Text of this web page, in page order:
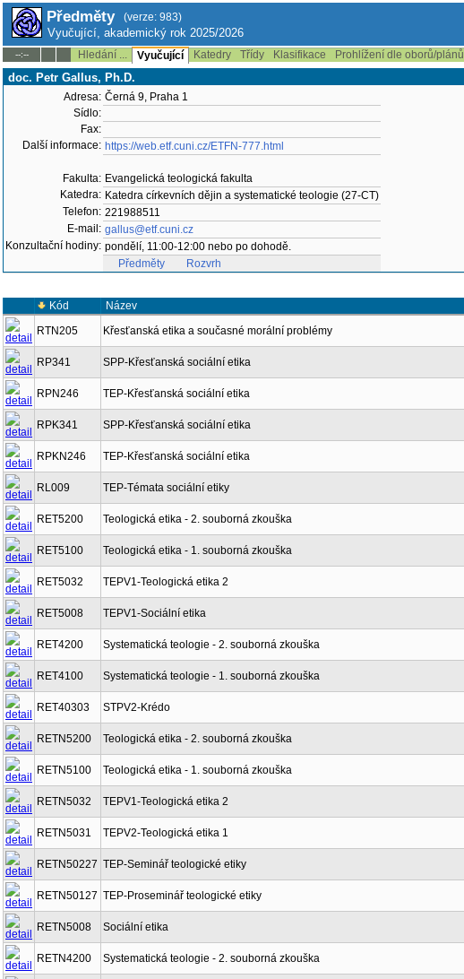
Předměty (verze: 983)
Vyučující, akademický rok 2025/2026
--:-- Hledání ... Vyučující Katedry Třídy Klasifikace Prohlížení dle oborů/plánů
doc. Petr Gallus, Ph.D.
Adresa: Černá 9, Praha 1
Sídlo:
Fax:
Další informace: https://web.etf.cuni.cz/ETFN-777.html
Fakulta: Evangelická teologická fakulta
Katedra: Katedra církevních dějin a systematické teologie (27-CT)
Telefon: 221988511
E-mail: gallus@etf.cuni.cz
Konzultační hodiny: pondělí, 11:00-12:00 nebo po dohodě.
Předměty
Rozvrh
Kód Název
RTN205
Křesťanská etika a současné morální problémy
RP341 SPP-Křesťanská sociální etika
RPN246 TEP-Křesťanská sociální etika
RPK341 SPP-Křesťanská sociální etika
RPKN246 TEP-Křesťanská sociální etika
RL009 TEP-Témata sociální etiky
RET5200 Teologická etika - 2. souborná zkouška
RET5100 Teologická etika - 1. souborná zkouška
RET5032 TEPV1-Teologická etika 2
RET5008 TEPV1-Sociální etika
RET4200 Systematická teologie - 2. souborná zkouška
RET4100 Systematická teologie - 1. souborná zkouška
RET40303 STPV2-Krédo
RETN5200 Teologická etika - 2. souborná zkouška
RETN5100 Teologická etika - 1. souborná zkouška
RETN5032 TEPV1-Teologická etika 2
RETN5031 TEPV2-Teologická etika 1
RETN50227 TEP-Seminář teologické etiky
RETN50127 TEP-Proseminář teologické etiky
RETN5008 Sociální etika
RETN4200 Systematická teologie - 2. souborná zkouška